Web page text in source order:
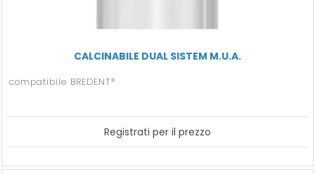
CALCINABILE DUAL SISTEM M.U.A.
compatibile BREDENT®
Registrati per il prezzo